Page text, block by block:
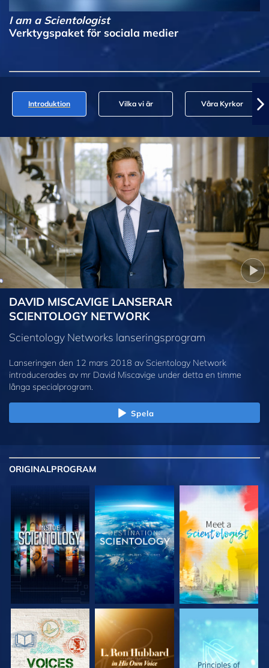
I am a Scientologist
Verktygspaket för sociala medier
Introduktion Vilka vi är Våra Kyrkor
DAVID MISCAVIGE LANSERAR
SCIENTOLOGY NETWORK
Scientology Networks lanseringsprogram
Lanseringen den 12 mars 2018 av Scientology Network
introducerades av mr David Miscavige under detta en timme
långa specialprogram.
Spela
ORIGINALPROGRAM
UTFORSKA
SERIEN
UTFORSKA
SERIEN
UTFORSKA
SERIEN